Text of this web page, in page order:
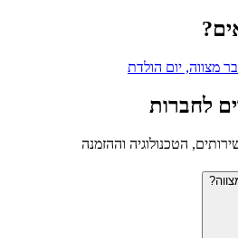
בר מצווה, יום הולדת
לחברות
הטכנולוגיה וההזמנה